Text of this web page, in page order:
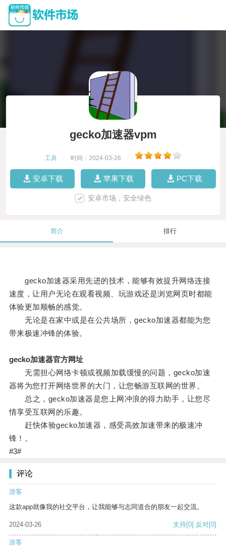
gecko加速器vpm
工具 时间：2024-03-26
安卓下载 苹果下载 PC下载
安卓市场，安全绿色
简介 排行
gecko加速器采用先进的技术，能够有效提升网络连接
速度，让用户无论在观看视频、玩游戏还是浏览网页时都能
体验更加顺畅的感觉。
无论是在家中或是在公共场所，gecko加速器都能为您
带来极速冲锋的体验。
gecko加速器官方网址
无需担心网络卡顿或视频加载缓慢的问题，gecko加速
器将为您打开网络世界的大门，让您畅游互联网的世界。
总之，gecko加速器是您上网冲浪的得力助手，让您尽
情享受互联网的乐趣。
赶快体验gecko加速器，感受高效加速带来的极速冲
锋！。
#3#
评论
游客
这款app就像我的社交平台，让我能够与志同道合的朋友一起交流。
2024-03-26 支持[0] 反对[0]
游客